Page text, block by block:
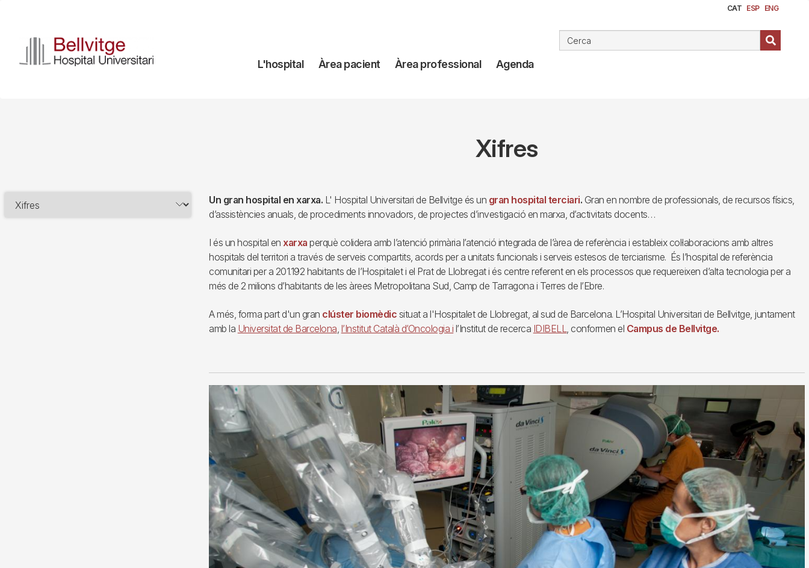
contingut
CAT ESP ENG
Navegación
L'hospital Àrea pacient Àrea professional Agenda
Xifres
Un gran hospital en xarxa. L' Hospital Universitari de Bellvitge és un gran hospital terciari. Gran en nombre de professionals, de recursos físics,
d’assistències anuals, de procediments innovadors, de projectes d’investigació en marxa, d’activitats docents…
I és un hospital enxarxa perquè colidera amb l’atenció primària l’atenció integrada de l’àrea de referència i estableix col·laboracions amb altres
hospitals del territori a través de serveis compartits, acords per a unitats funcionals i serveis estesos de terciarisme. És l’hospital de referència
comunitari per a 201.192 habitants de l’Hospitalet i el Prat de Llobregat i és centre referent en els processos que requereixen d’alta tecnologia per a
més de 2 milions d’habitants de les àrees Metropolitana Sud, Camp de Tarragona i Terres de l’Ebre.
A més, forma part d'un gran clúster biomèdic situat a l'Hospitalet de Llobregat, al sud de Barcelona. L’Hospital Universitari de Bellvitge, juntament
amb la Universitat de Barcelona, l’Institut Català d’Oncologia i l’Institut de recerca IDIBELL, conformen el Campus de Bellvitge.